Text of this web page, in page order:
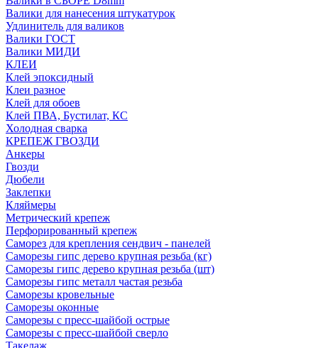
Валики для нанесения штукатурок
Удлинитель для валиков
Валики ГОСТ
Валики МИДИ
КЛЕИ
Клей эпоксидный
Клеи разное
Клей для обоев
Клей ПВА, Бустилат, КС
Холодная сварка
КРЕПЕЖ ГВОЗДИ
Анкеры
Гвозди
Дюбели
Заклепки
Кляймеры
Метрический крепеж
Перфорированный крепеж
Саморез для крепления сендвич - панелей
Саморезы гипс дерево крупная резьба (кг)
Саморезы гипс дерево крупная резьба (шт)
Саморезы гипс металл частая резьба
Саморезы кровельные
Саморезы оконные
Саморезы с пресс-шайбой острые
Саморезы с пресс-шайбой сверло
Такелаж